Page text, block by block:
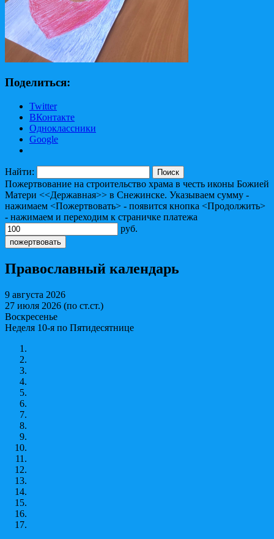
Поделиться:
Twitter
ВКонтакте
Одноклассники
Google
Найти:
Пожертвование на строительство храма в честь иконы Божией
Матери <<Державная>> в Снежинске. Указываем сумму -
нажимаем <Пожертвовать> - появится кнопка <Продолжить>
- нажимаем и переходим к страничке платежа
руб.
Православный календарь
9 августа 2026
27 июля 2026 (по ст.ст.)
Воскресенье
Неделя 10-я по Пятидесятнице